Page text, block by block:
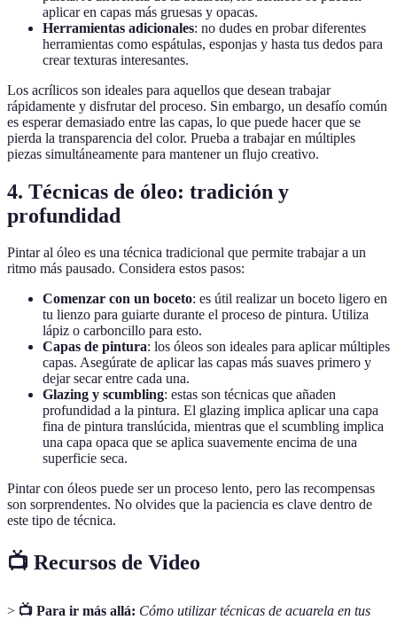
aplicar en capas más gruesas y opacas.
Herramientas adicionales: no dudes en probar diferentes
herramientas como espátulas, esponjas y hasta tus dedos para
crear texturas interesantes.
Los acrílicos son ideales para aquellos que desean trabajar
rápidamente y disfrutar del proceso. Sin embargo, un desafío común
es esperar demasiado entre las capas, lo que puede hacer que se
pierda la transparencia del color. Prueba a trabajar en múltiples
piezas simultáneamente para mantener un flujo creativo.
4. Técnicas de óleo: tradición y
profundidad
Pintar al óleo es una técnica tradicional que permite trabajar a un
ritmo más pausado. Considera estos pasos:
Comenzar con un boceto: es útil realizar un boceto ligero en
tu lienzo para guiarte durante el proceso de pintura. Utiliza
lápiz o carboncillo para esto.
Capas de pintura: los óleos son ideales para aplicar múltiples
capas. Asegúrate de aplicar las capas más suaves primero y
dejar secar entre cada una.
Glazing y scumbling: estas son técnicas que añaden
profundidad a la pintura. El glazing implica aplicar una capa
fina de pintura translúcida, mientras que el scumbling implica
una capa opaca que se aplica suavemente encima de una
superficie seca.
Pintar con óleos puede ser un proceso lento, pero las recompensas
son sorprendentes. No olvides que la paciencia es clave dentro de
este tipo de técnica.
📺 Recursos de Video
> 📺 Para ir más allá: Cómo utilizar técnicas de acuarela en tus